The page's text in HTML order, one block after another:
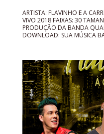
ARTISTA: FLAVINHO E A
VIVO 2018 FAIXAS: 30
PRODUÇÃO DA BANDA
DOWNLOAD: SUA MÚSICA